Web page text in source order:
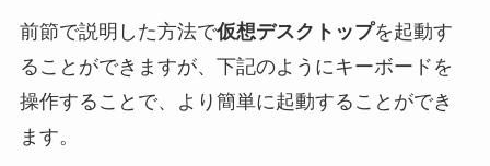
前節で説明した方法で仮想デスクトップを起動す
ることができますが、下記のようにキーボードを
操作することで、より簡単に起動することができ
ます。